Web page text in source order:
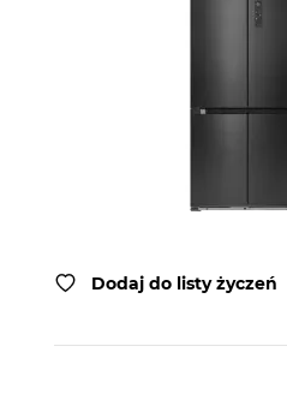
Dodaj do listy życzeń